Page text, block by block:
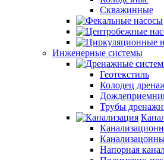
Скважинные
Инженерные системы
Геотекстиль
Колодец
Трубы
Напорная